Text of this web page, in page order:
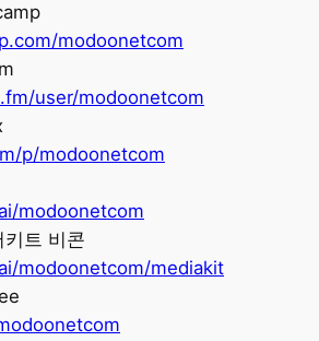
modoonetcom
user/modoonetcom
p/modoonetcom
modoonetcom
키트 비콘
modoonetcom/mediakit